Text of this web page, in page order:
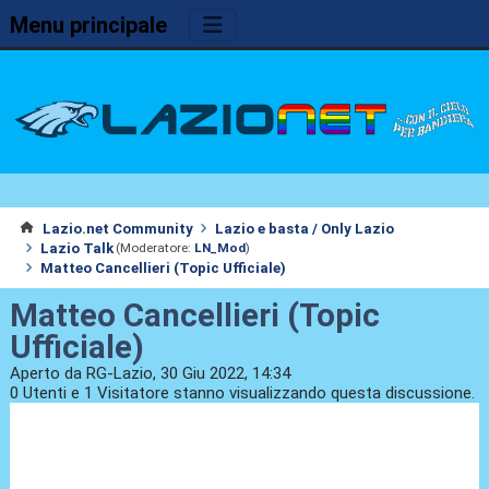
Menu principale
Lazio.net Community
Lazio e basta / Only Lazio
Lazio Talk (Moderatore: LN_Mod)
Matteo Cancellieri (Topic Ufficiale)
Matteo Cancellieri (Topic
Ufficiale)
Aperto da RG-Lazio, 30 Giu 2022, 14:34
0 Utenti e 1 Visitatore stanno visualizzando questa discussione.